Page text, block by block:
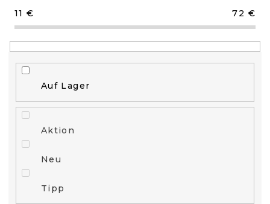
11 € 72 €
Auf Lager
Aktion
Neu
Tipp